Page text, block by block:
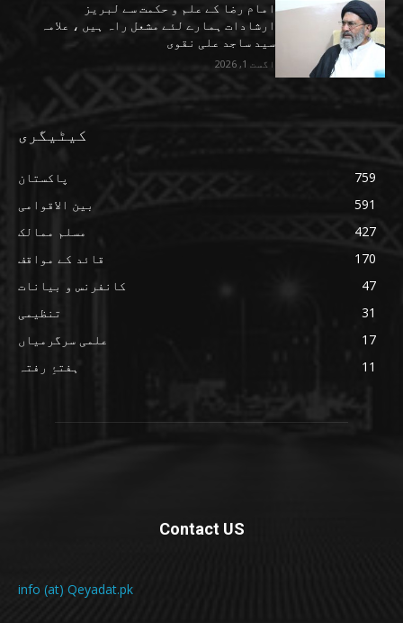
امام رضا کے علم و حکمت سے لبریز
ارشادات ہمارے لئے مشعل راہ ہیں ، علامہ
سید ساجد علی نقوی
اگست 1, 2026
کیٹیگری
پاکستان
759
بین الاقوامی
591
مسلم ممالک
427
قائد کے مواقف
170
کانفرنس و بیانات
47
تنظیمی
31
علمی سرگرمیاں
17
ہفتۂِ رفتہ
11
Contact US
info (at) Qeyadat.pk